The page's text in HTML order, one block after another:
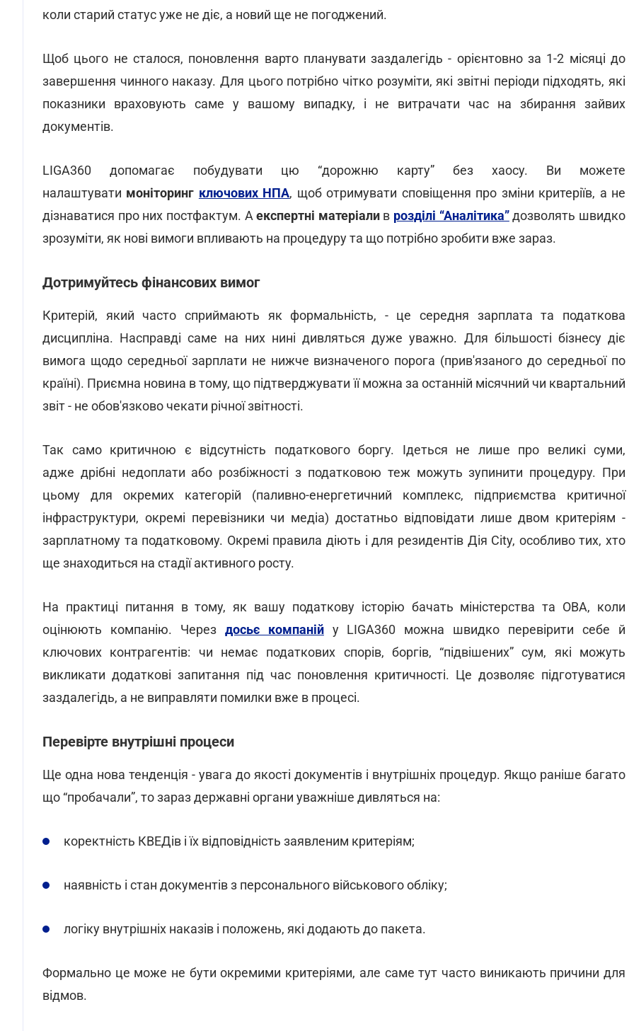
коли старий статус уже не діє, а новий ще не погоджений.
Щоб цього не сталося, поновлення варто планувати заздалегідь - орієнтовно за 1-2 місяці до
завершення чинного наказу. Для цього потрібно чітко розуміти, які звітні періоди підходять, які
показники враховують саме у вашому випадку, і не витрачати час на збирання зайвих
документів.
LIGA360 допомагає побудувати цю “дорожню карту” без хаосу. Ви можете
налаштувати моніторинг ключових НПА, щоб отримувати сповіщення про зміни критеріїв, а не
дізнаватися про них постфактум. Аекспертні матеріалив розділі “Аналітика” дозволять швидко
зрозуміти, як нові вимоги впливають на процедуру та що потрібно зробити вже зараз.
Дотримуйтесь фінансових вимог
Критерій, який часто сприймають як формальність, - це середня зарплата та податкова
дисципліна. Насправді саме на них нині дивляться дуже уважно. Для більшості бізнесу діє
вимога щодо середньої зарплати не нижче визначеного порога (прив'язаного до середньої по
країні). Приємна новина в тому, що підтверджувати її можна за останній місячний чи квартальний
звіт - не обов'язково чекати річної звітності.
Так само критичною є відсутність податкового боргу. Ідеться не лише про великі суми,
адже дрібні недоплати або розбіжності з податковою теж можуть зупинити процедуру. При
цьому для окремих категорій (паливно-енергетичний комплекс, підприємства критичної
інфраструктури, окремі перевізники чи медіа) достатньо відповідати лише двом критеріям -
зарплатному та податковому. Окремі правила діють і для резидентів Дія City, особливо тих, хто
ще знаходиться на стадії активного росту.
На практиці питання в тому, як вашу податкову історію бачать міністерства та ОВА, коли
оцінюють компанію. Через досьє компанійу LIGA360 можна швидко перевірити себе й
ключових контрагентів: чи немає податкових спорів, боргів, “підвішених” сум, які можуть
викликати додаткові запитання під час поновлення критичності. Це дозволяє підготуватися
заздалегідь, а не виправляти помилки вже в процесі.
Перевірте внутрішні процеси
Ще одна нова тенденція - увага до якості документів і внутрішніх процедур. Якщо раніше багато
що “пробачали”, то зараз державні органи уважніше дивляться на:
коректність КВЕДів і їх відповідність заявленим критеріям;
наявність і стан документів з персонального військового обліку;
логіку внутрішніх наказів і положень, які додають до пакета.
Формально це може не бути окремими критеріями, але саме тут часто виникають причини для
відмов.